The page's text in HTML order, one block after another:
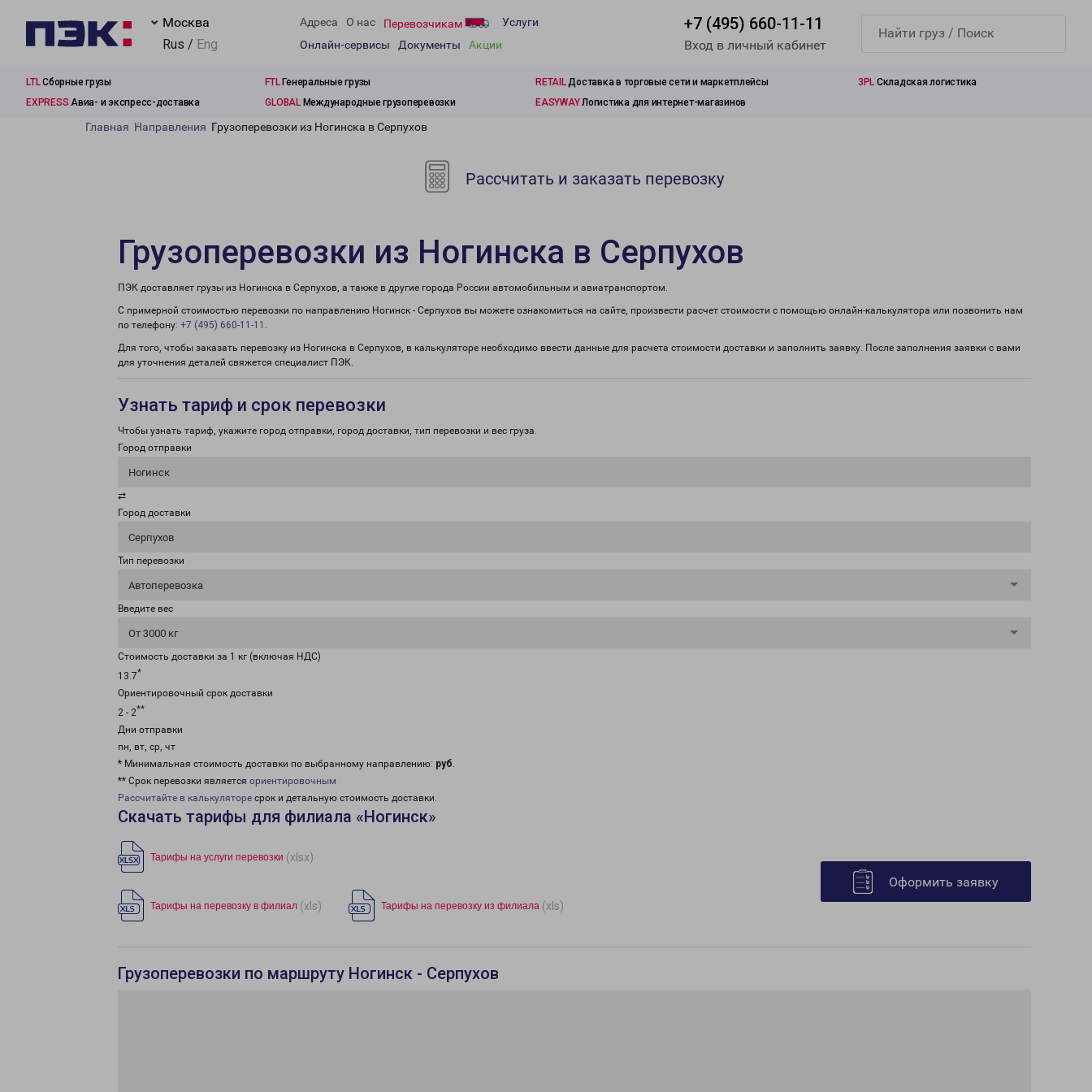
Москва
Rus / Eng
Адреса О нас Перевозчикам
Услуги
Онлайн-сервисы
Документы Акции
+7 (495) 660-11-11
Вход в личный кабинет
LTLСборные грузы FTLГенеральные грузы RETAILДоставка в торговые сети и маркетплейсы 3PL Складская логистика
EXPRESS Авиа- и экспресс-доставка GLOBALМеждународные грузоперевозки EASYWAYЛогистика для интернет-магазинов
Главная Направления Грузоперевозки из Ногинска в Серпухов
Рассчитать и заказать перевозку
Грузоперевозки из Ногинска в Серпухов
ПЭК доставляет грузы из Ногинска в Серпухов, а также в другие города России автомобильным и авиатранспортом.
С примерной стоимостью перевозки по направлению Ногинск - Серпухов вы можете ознакомиться на сайте, произвести расчет стоимости с помощью онлайн-калькулятора или позвонить нам
по телефону: +7 (495) 660-11-11 .
Для того, чтобы заказать перевозку из Ногинска в Серпухов, в калькуляторе необходимо ввести данные для расчета стоимости доставки и заполнить заявку. После заполнения заявки с вами
для уточнения деталей свяжется специалист ПЭК.
Узнать тариф и срок перевозки
Чтобы узнать тариф, укажите город отправки, город доставки, тип перевозки и вес груза.
Город отправки
Ногинск
⇄
Город доставки
Серпухов
Тип перевозки
Автоперевозка
Введите вес
От 3000 кг
Стоимость доставки за 1 кг (включая НДС)
13.7*
Ориентировочный срок доставки
2 - 2**
Дни отправки
пн, вт, ср, чт
* Минимальная стоимость доставки по выбранному направлению: руб.
** Срок перевозки является ориентировочным
Рассчитайте в калькуляторе срок и детальную стоимость доставки.
Скачать тарифы для филиала «Ногинск»
Тарифы на услуги перевозки (xlsx)
Тарифы на перевозку в филиал (xls) Тарифы на перевозку из филиала (xls)
Оформить заявку
Грузоперевозки по маршруту Ногинск - Серпухов